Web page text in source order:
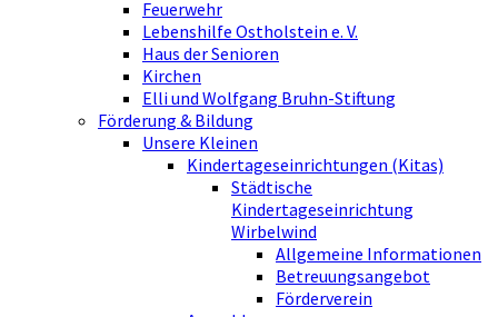
Feuerwehr
Lebenshilfe Ostholstein e. V.
Haus der Senioren
Kirchen
Elli und Wolfgang Bruhn-Stiftung
Förderung & Bildung
Unsere Kleinen
Kindertageseinrichtungen (Kitas)
Städtische
Kindertageseinrichtung
Wirbelwind
Allgemeine Informationen
Betreuungsangebot
Förderverein